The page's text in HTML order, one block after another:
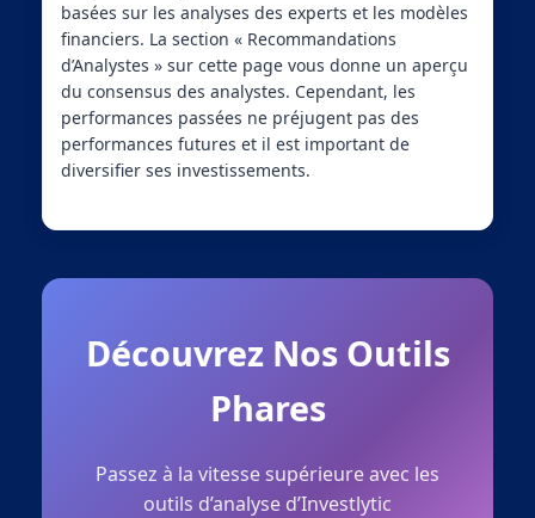
basées sur les analyses des experts et les modèles
financiers. La section « Recommandations
d’Analystes » sur cette page vous donne un aperçu
du consensus des analystes. Cependant, les
performances passées ne préjugent pas des
performances futures et il est important de
diversifier ses investissements.
Découvrez Nos Outils
Phares
Passez à la vitesse supérieure avec les
outils d’analyse d’Investlytic